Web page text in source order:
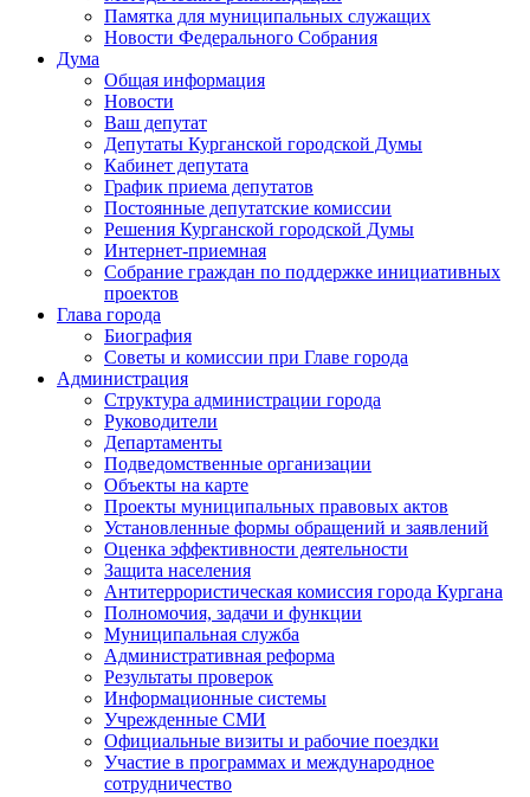
Памятка для муниципальных служащих
Новости Федерального Cобрания
Дума
Общая информация
Новости
Ваш депутат
Депутаты Курганской городской Думы
Кабинет депутата
График приема депутатов
Постоянные депутатские комиссии
Решения Курганской городской Думы
Интернет-приемная
Собрание граждан по поддержке инициативных
проектов
Глава города
Биография
Советы и комиссии при Главе города
Администрация
Структура администрации города
Руководители
Департаменты
Подведомственные организации
Объекты на карте
Проекты муниципальных правовых актов
Установленные формы обращений и заявлений
Оценка эффективности деятельности
Защита населения
Антитеррористическая комиссия города Кургана
Полномочия, задачи и функции
Муниципальная служба
Административная реформа
Результаты проверок
Информационные системы
Учрежденные СМИ
Официальные визиты и рабочие поездки
Участие в программах и международное
сотрудничество